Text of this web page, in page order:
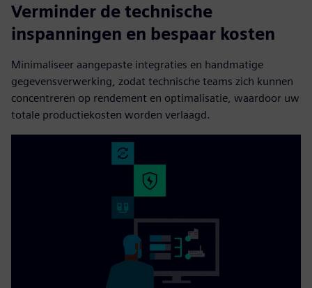
Verminder de technische
inspanningen en bespaar kosten
Minimaliseer aangepaste integraties en handmatige
gegevensverwerking, zodat technische teams zich kunnen
concentreren op rendement en optimalisatie, waardoor uw
totale productiekosten worden verlaagd.